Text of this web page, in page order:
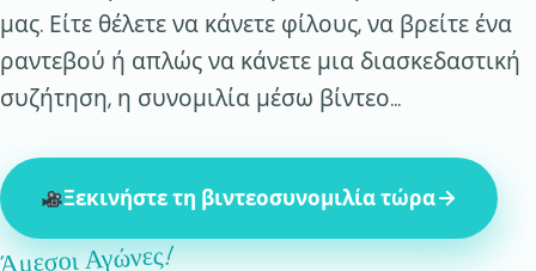
μας. Είτε θέλετε να κάνετε φίλους, να βρείτε ένα
ραντεβού ή απλώς να κάνετε μια διασκεδαστική
συζήτηση, η συνομιλία μέσω βίντεο...
Ξεκινήστε τη βιντεοσυνομιλία τώρα
Άμεσοι Αγώνες!